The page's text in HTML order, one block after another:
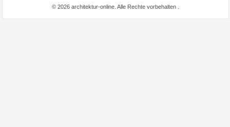
© 2026 architektur-online. Alle Rechte vorbehalten .